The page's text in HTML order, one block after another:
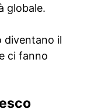
globale.
diventano il
ci fanno